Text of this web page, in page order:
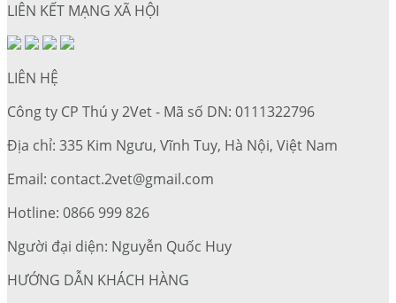
LIÊN KẾT MẠNG XÃ HỘI
LIÊN HỆ
Công ty CP Thú y 2Vet - Mã số DN: 0111322796
Địa chỉ: 335 Kim Ngưu, Vĩnh Tuy, Hà Nội, Việt Nam
Email: contact.2vet@gmail.com
Hotline: 0866 999 826
Người đại diện: Nguyễn Quốc Huy
HƯỚNG DẪN KHÁCH HÀNG